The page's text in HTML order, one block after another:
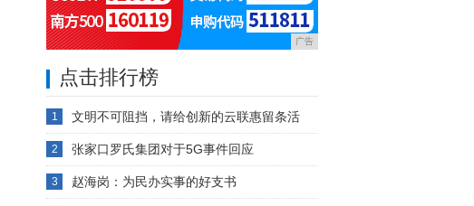
广告
点击排行榜
1 文明不可阻挡，请给创新的云联惠留条活
2 张家口罗氏集团对于5G事件回应
3 赵海岗：为民办实事的好支书